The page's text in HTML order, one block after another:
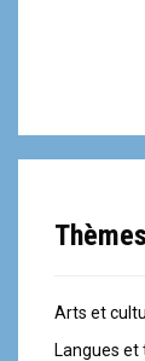
Thèmes
Arts et
Langues et